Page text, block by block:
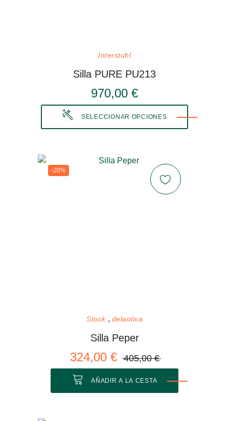
Interstuhl
Silla PURE PU213
970,00 €
SELECCIONAR OPCIONES
-20%
Stock delaoliva
Silla Peper
324,00 € 405,00 €
AÑADIR A LA CESTA